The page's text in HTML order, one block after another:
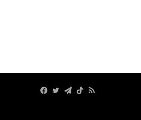
Facebook
Twitter
Telegram
TikTok
RSS